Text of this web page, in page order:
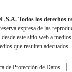
S.A. Todos los derechos
expresa de las
este sitio web a
que resulten adecuados.
de Protección de Datos